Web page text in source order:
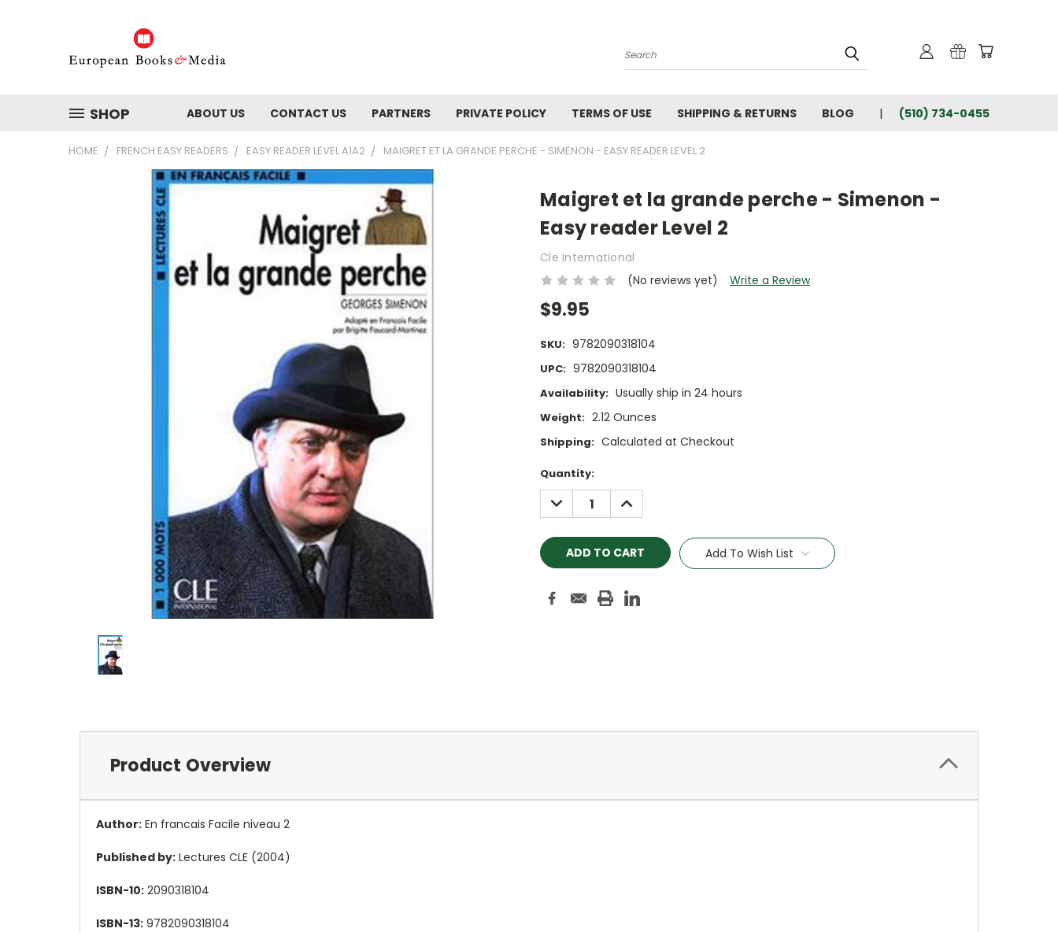
Search
SHOP ABOUT US CONTACT US PARTNERS PRIVATE POLICY TERMS OF USE SHIPPING & RETURNS BLOG (510) 734-0455
HOME FRENCH EASY READERS EASY READER LEVEL A1A2 MAIGRET ET LA GRANDE PERCHE - SIMENON - EASY READER LEVEL 2
Maigret et la grande perche - Simenon -
Easy reader Level 2
Cle International
(No reviews yet)
Write a Review
$9.95
SKU: 9782090318104
UPC: 9782090318104
Availability: Usually ship in 24 hours
Weight: 2.12 Ounces
Shipping: Calculated at Checkout
Current
Stock:
Quantity:
DECREASE
QUANTITY:
INCREASE
QUANTITY:
Add To Wish List
Product Overview
Author: En francais Facile niveau 2
Published by: Lectures CLE (2004)
ISBN-10: 2090318104
ISBN-13: 9782090318104